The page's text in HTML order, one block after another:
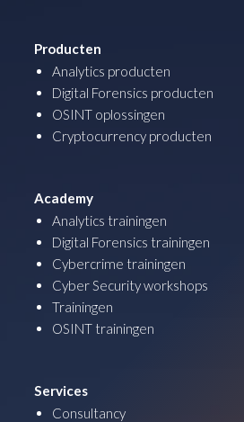
Producten
Analytics producten
Digital Forensics producten
OSINT oplossingen
Cryptocurrency producten
Academy
Analytics trainingen
Digital Forensics trainingen
Cybercrime trainingen
Cyber Security workshops
Trainingen
OSINT trainingen
Services
Consultancy